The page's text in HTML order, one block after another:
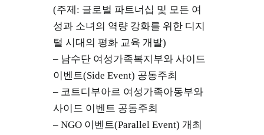
(주제: 글로벌 파트너십 및 모든 여
성과 소녀의 역량 강화를 위한 디지
털 시대의 평화 교육 개발)
– 남수단 여성가족복지부와 사이드
이벤트(Side Event) 공동주최
– 코트디부아르 여성가족아동부와
사이드 이벤트 공동주최
– NGO 이벤트(Parallel Event) 개최